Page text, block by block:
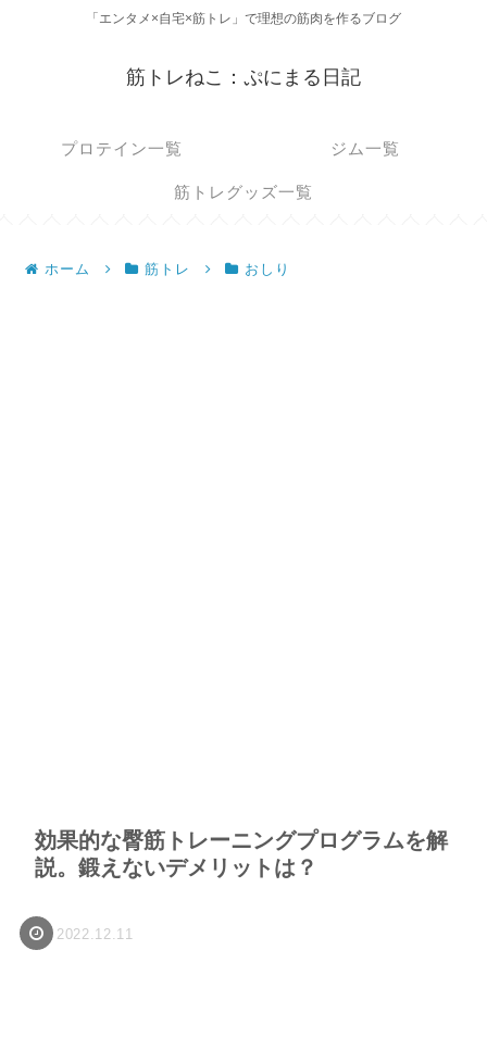
「エンタメ×自宅×筋トレ」で理想の筋肉を作るブログ
筋トレねこ：ぷにまる日記
プロテイン一覧 ジム一覧
筋トレグッズ一覧
ホーム 筋トレ おしり
効果的な臀筋トレーニングプログラムを解
説。鍛えないデメリットは？
2022.12.11